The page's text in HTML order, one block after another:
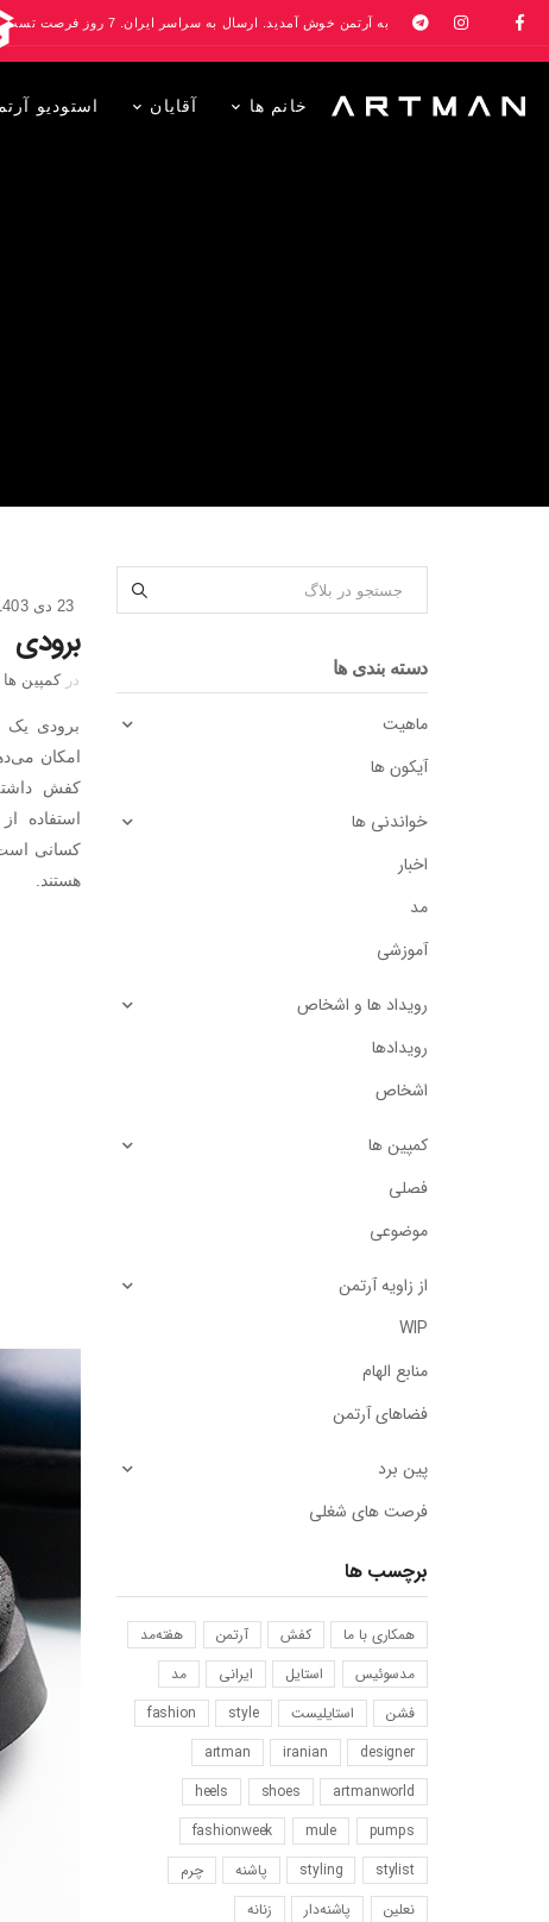
به آرتمن خوش آمدید. ارسال به سراسر ایران. 7 روز فرصت تست در منزل. 1 سال خدمات پس از فروش.
خانم ها آقایان استودیو
دسته بندی ها
ماهیت
آیکون ها
خواندنی ها
اخبار
مد
آموزشی
رویداد ها و اشخاص
رویدادها
اشخاص
کمپین ها
فصلی
موضوعی
از زاویه آرتمن
WIP
منابع الهام
فضاهای آرتمن
پین برد
فرصت های شغلی
برچسب ها
همکاری با ما کفش آرتمن
هفته‌مد
مد‌سوئیس
استایل ایرانی
مد
فشن
استایلیست style
fashion
designer
iranian
artman
artmanworld
shoes
heels
pumps
mule
fashionweek
stylist
styling پاشنه
چرم
نعلین
پاشنه‌دار
زنانه
23 دی 1403
برودی
درکمپین ها
برودی
امکان
کفش
استفاده
کسانی است
هستند.